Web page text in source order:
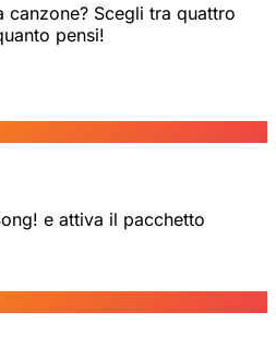
canzone? Scegli tra quattro
pensi!
e attiva il pacchetto